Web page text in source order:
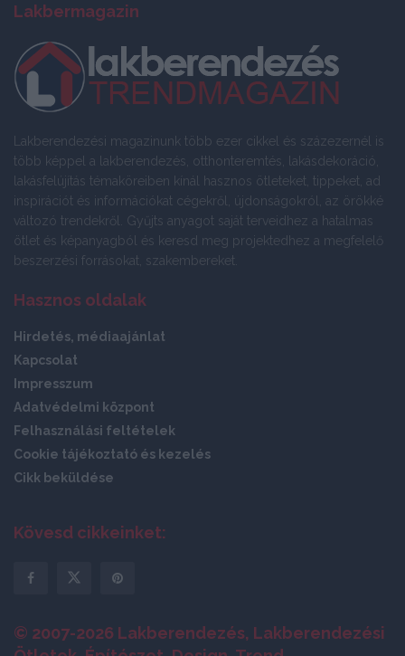
Lakbermagazin
Lakberendezési magazinunk több ezer cikkel és százezernél is
több képpel a lakberendezés, otthonteremtés, lakásdekoráció,
lakásfelújítás témaköreiben kínál hasznos ötleteket, tippeket, ad
inspirációt és információkat cégekről, újdonságokról, az örökké
változó trendekről. Gyűjts anyagot saját terveidhez a hatalmas
ötlet és képanyagból és keresd meg projektedhez a megfelelő
beszerzési forrásokat, szakembereket.
Hasznos oldalak
Hirdetés, médiaajánlat
Kapcsolat
Impresszum
Adatvédelmi központ
Felhasználási feltételek
Cookie tájékoztató és kezelés
Cikk beküldése
Kövesd cikkeinket:
© 2007-2026 Lakberendezés, Lakberendezési